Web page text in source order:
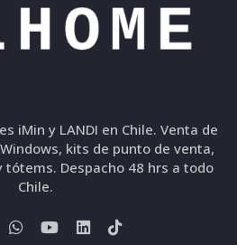
iMin y LANDI en Chile. Venta de
kits de punto de venta,
Despacho 48 hrs a todo
Chile.